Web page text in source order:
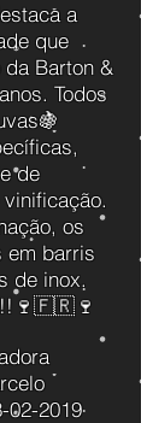
a
que
Barton &
Todos
de
os
em barris
de inox.
02-2019